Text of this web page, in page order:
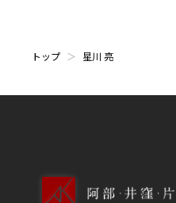
トップ 星川 亮